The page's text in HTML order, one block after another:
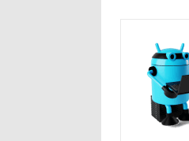
содержимому